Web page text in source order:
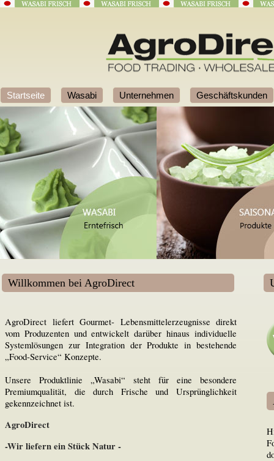
Startseite Wasabi Unternehmen Geschäftskunden
Willkommen bei AgroDirect
AgroDirect liefert Gourmet- Lebensmittelerzeugnisse direkt
vom Produzenten und entwickelt darüber hinaus individuelle
Systemlösungen zur Integration der Produkte in bestehende
„Food-Service“ Konzepte.
Unsere Produktlinie „Wasabi“ steht für eine besondere
Premiumqualität, die durch Frische und Ursprünglichkeit
gekennzeichnet ist.
AgroDirect
-Wir liefern ein Stück Natur -